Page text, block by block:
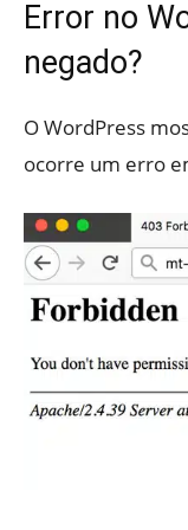
Error no
negado?
O WordPress
ocorre um erro